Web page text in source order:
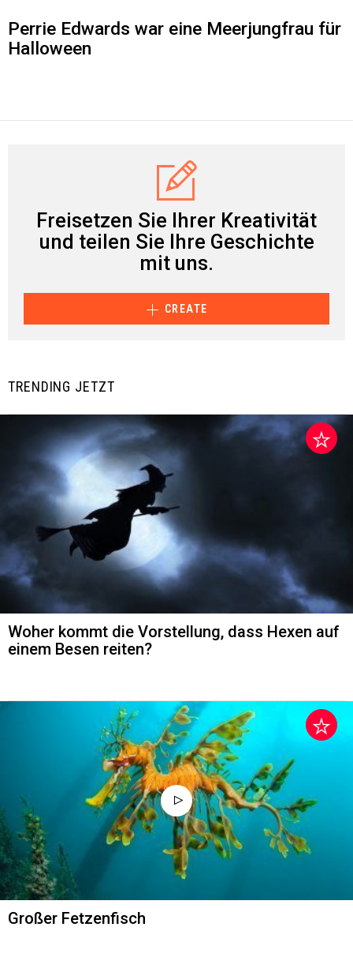
Perrie Edwards war eine Meerjungfrau für
Halloween
Freisetzen Sie Ihrer Kreativität
und teilen Sie Ihre Geschichte
mit uns.
CREATE
TRENDING JETZT
Woher kommt die Vorstellung, dass Hexen auf
einem Besen reiten?
Großer Fetzenfisch